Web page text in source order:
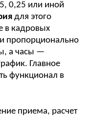
0,25 или иной
для этого
в кадровых
пропорционально
а часы —
Главное
функционал в
приема, расчет